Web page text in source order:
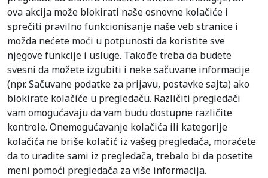
ova akcija može blokirati naše osnovne kolačiće i
sprečiti pravilno funkcionisanje naše veb stranice i
možda nećete moći u potpunosti da koristite sve
njegove funkcije i usluge. Takođe treba da budete
svesni da možete izgubiti i neke sačuvane informacije
(npr. Sačuvane podatke za prijavu, postavke sajta) ako
blokirate kolačiće u pregledaču. Različiti pregledači
vam omogućavaju da vam budu dostupne različite
kontrole. Onemogućavanje kolačića ili kategorije
kolačića ne briše kolačić iz vašeg pregledača, moraćete
da to uradite sami iz pregledača, trebalo bi da posetite
meni pomoći pregledača za više informacija.